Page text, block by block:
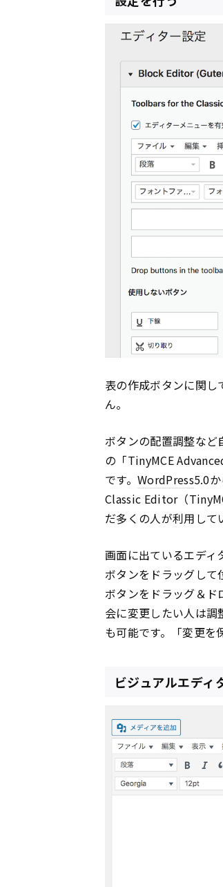
表の作成ボタンに関
ん。
ボタンの配置調整など
の「TinyMCE
です。 WordPress5.0
Classic Editor（
だ多くの人が利用して
画面に出ているエディ
ボタンをドラッグして
ボタンをドラッグ＆ド
会に変更したい人は調
も可能です。「変更を
ビジュアルエディ